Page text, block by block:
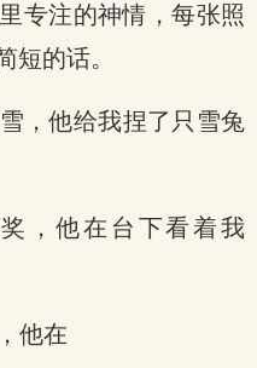
专注的神情，每张照
短的话。
，他给我捏了只雪兔
，他在台下看着我
他在